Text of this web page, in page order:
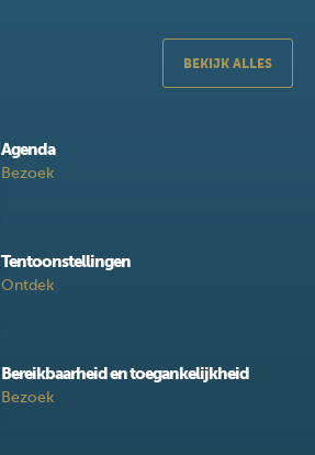
BEKIJK ALLES
Agenda
Bezoek
Tentoonstellingen
Ontdek
Bereikbaarheid en toegankelijkheid
Bezoek